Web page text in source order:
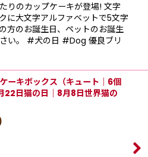
りのカップケーキが登場! 文字
に大文字アルファベットで5文字
方のお誕生日、ペットのお誕生
い。 #犬の日 #Dog 優良ブリ
ーキボックス（キュート｜6個
22日猫の日｜8月8日世界猫の